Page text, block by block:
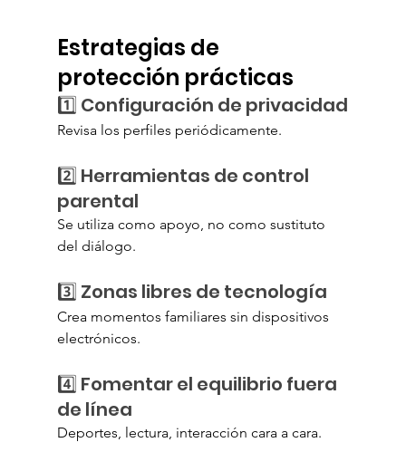
Estrategias de
protección prácticas
1️⃣ Configuración de privacidad
Revisa los perfiles periódicamente.
2️⃣ Herramientas de control
parental
Se utiliza como apoyo, no como sustituto
del diálogo.
3️⃣ Zonas libres de tecnología
Crea momentos familiares sin dispositivos
electrónicos.
4️⃣ Fomentar el equilibrio fuera
de línea
Deportes, lectura, interacción cara a cara.